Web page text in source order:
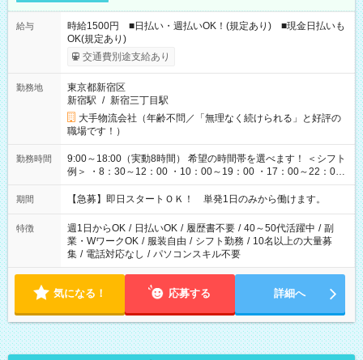
給与
時給1500円 ■日払い・週払いOK！(規定あり) ■現金日払いも
OK(規定あり)
交通費別途支給あり
勤務地
東京都新宿区
新宿駅 / 新宿三丁目駅
大手物流会社（年齢不問／「無理なく続けられる」と好評の
職場です！）
勤務時間
9:00～18:00（実動8時間） 希望の時間帯を選べます！ ＜シフト
例＞ ・8：30～12：00 ・10：00～19：00 ・17：00～22：00
・13：00～22：00 ・22：00～翌6：00 など
期間 【急募】即日スタートＯＫ！ 単発1日のみから働けます。
特徴 週1日からOK / 日払いOK / 履歴書不要 / 40～50代活躍中 / 副
業・WワークOK / 服装自由 / シフト勤務 / 10名以上の大量募
集 / 電話対応なし / パソコンスキル不要
気になる！ 応募する 詳細へ